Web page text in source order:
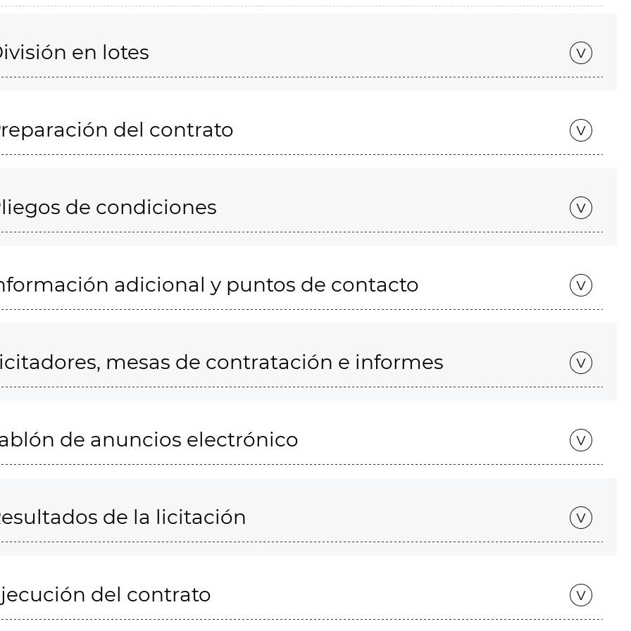
en lotes
del contrato
de condiciones
adicional y puntos de contacto
mesas de contratación e informes
de anuncios electrónico
de la licitación
del contrato